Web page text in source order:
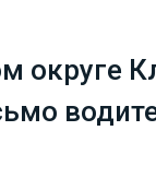
округе